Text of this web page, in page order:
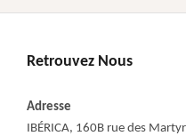
Retrouvez Nous
Adresse
IBÉRICA, 160B rue des